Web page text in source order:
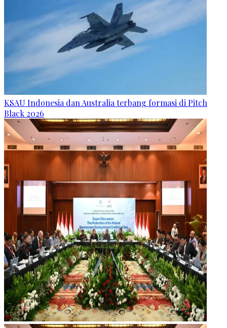
KSAU Indonesia dan Australia terbang formasi di Pitch
Black 2026